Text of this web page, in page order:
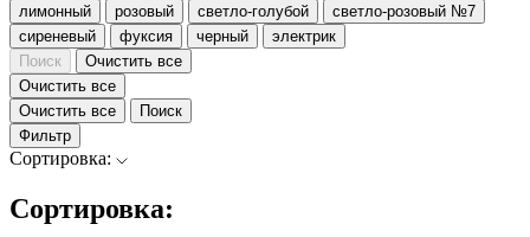
лимонный
розовый светло-голубой
светло-розовый №7
сиреневый
фуксия черный
электрик
Поиск
Очистить все
Очистить все
Очистить все
Поиск
Фильтр
Сортировка:
Сортировка: